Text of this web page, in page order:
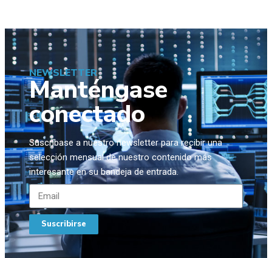
NEWSLETTER
Manténgase
conectado
Suscríbase a nuestro newsletter para recibir una
selección mensual de nuestro contenido más
interesante en su bandeja de entrada.
Suscribirse